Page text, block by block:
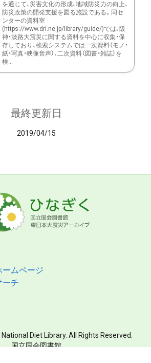
を通じて、災害文化の形成、地域防災力の向上、
防災政策の開発支援を図る施設である。同セ
ンターの資料室
(https://www.dri.ne.jp/library/guide/)では、阪
神・淡路大震災に関する資料を中心に収集・保
存しており、検索システムでは一次資料（モノ・
紙・写真・映像音声）、二次資料（図書・雑誌）を
検...
最終更新日
2019/04/15
ムページ
ーチ
Diet Library. All Rights Reserved.